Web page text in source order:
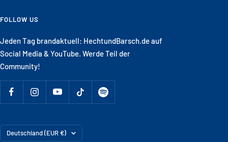
FOLLOW US
Jeden Tag brandaktuell: HechtundBarsch.de auf
Social Media & YouTube. Werde Teil der
Community!
Land/Region
Deutschland (EUR €)